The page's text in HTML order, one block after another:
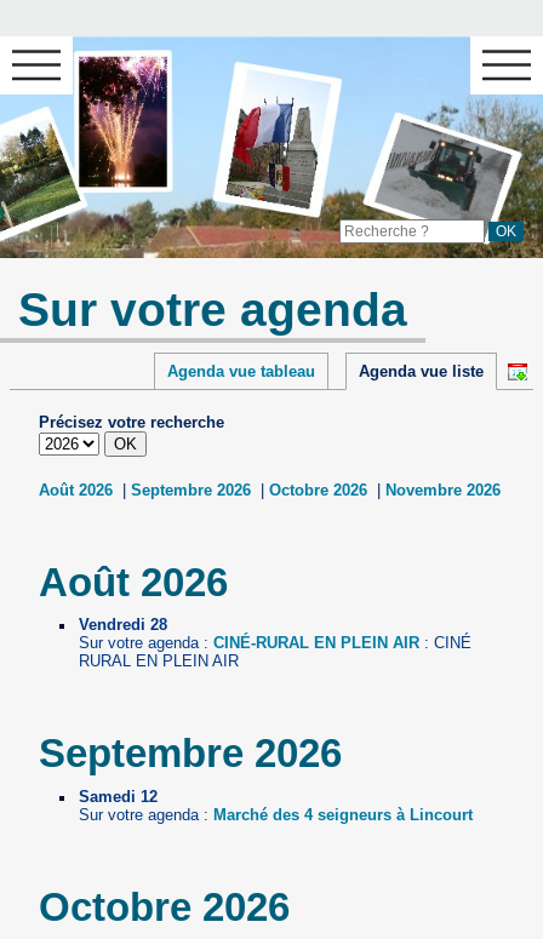
Sur votre agenda
Agenda vue tableau Agenda vue liste
Précisez votre recherche
Août 2026 |Septembre 2026 |Octobre 2026 Novembre 2026
Août 2026
Vendredi 28
Sur votre agenda : CINÉ-RURAL EN PLEIN AIR: CINÉ
RURAL EN PLEIN AIR
Septembre 2026
Samedi 12
Sur votre agenda : Marché des 4 seigneurs à Lincourt
Octobre 2026